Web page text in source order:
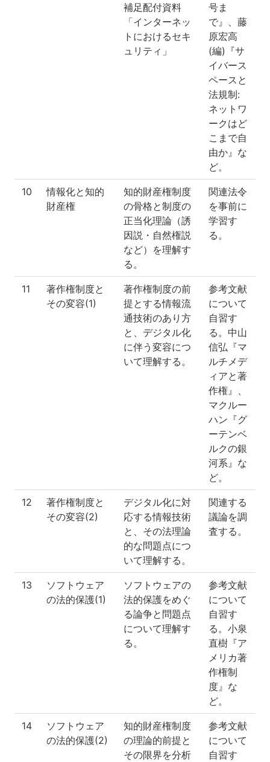
補足配付資料
「インターネッ
トにおけるセキ
ュリティ」
号ま
で』、藤
原宏高
(編)『サ
イバース
ペースと
法規制:
ネットワ
ークはど
こまで自
由か』な
ど。
10
情報化と知的
財産権
知的財産権制度
の骨格と制度の
正当化理論（誘
因説・自然権説
など）を理解す
る。
関連法令
を事前に
学習す
る。
11
著作権制度と
その変容(1)
著作権制度の前
提とする情報流
通技術のあり方
と、デジタル化
に伴う変容につ
いて理解する。
参考文献
について
自習す
る。中山
信弘『マ
ルチメデ
ィアと著
作権』、
マクルー
ハン『グ
ーテンベ
ルクの銀
河系』な
ど。
12
著作権制度と
その変容(2)
デジタル化に対
応する情報技術
と、その法理論
的な問題点につ
いて理解する。
関連する
議論を調
査する。
13
ソフトウェア
の法的保護(1)
ソフトウェアの
法的保護をめぐ
る論争と問題点
について理解す
る。
参考文献
について
自習す
る。小泉
直樹『ア
メリカ著
作権制
度』な
ど。
14
ソフトウェア
の法的保護(2)
知的財産権制度
の理論的前提と
その限界を分析
参考文献
について
自習す